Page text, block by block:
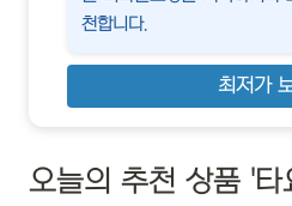
천합니다.
최저가
오늘의 추천 상품 '타